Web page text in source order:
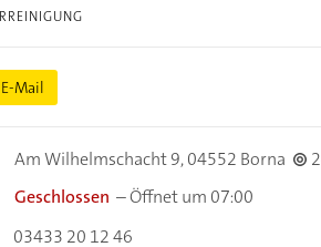
E-Mail
Am Wilhelmschacht 9,04552 Borna
Geschlossen –Öffnet um 07:00
03433 20 12 46